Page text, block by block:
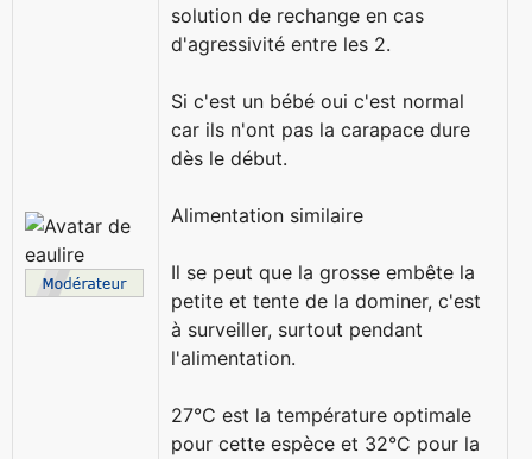
solution de rechange en cas
d'agressivité entre les 2.
Si c'est un bébé oui c'est normal
car ils n'ont pas la carapace dure
dès le début.
Alimentation similaire
Il se peut que la grosse embête la
petite et tente de la dominer, c'est
à surveiller, surtout pendant
l'alimentation.
27°C est la température optimale
pour cette espèce et 32°C pour la